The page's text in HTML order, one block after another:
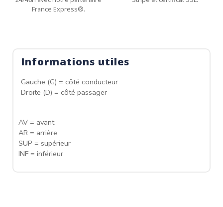
France Express®.
Informations utiles
Gauche (G) = côté conducteur
Droite (D) = côté passager
AV = avant
AR = arrière
SUP = supérieur
INF = inférieur